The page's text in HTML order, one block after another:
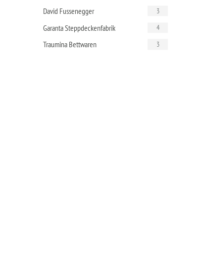
David Fussenegger 3
Garanta Steppdeckenfabrik 4
Traumina Bettwaren 3